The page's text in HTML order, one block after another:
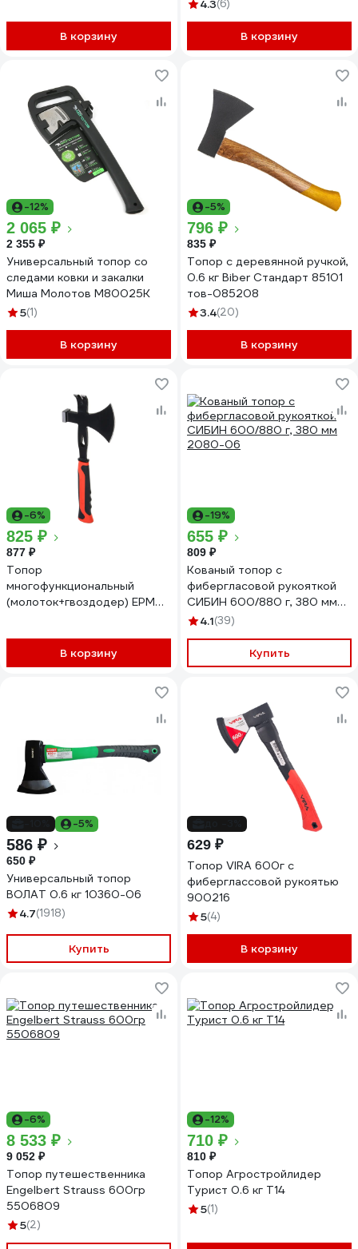
В корзину
4.3(6)
В корзину
-12%
2 065 ₽
2 355 ₽
Универсальный топор со
следами ковки и закалки
Миша Молотов М80025К
5(1)
В корзину
-5%
796 ₽
835 ₽
Топор с деревянной ручкой,
0.6 кг Biber Стандарт 85101
тов-085208
3.4(20)
В корзину
-6%
825 ₽
877 ₽
Топор
многофункциональный
(молоток+гвоздодер) ЕРМАК
В корзину
-19%
655 ₽
809 ₽
Кованый топор с
фибергласовой рукояткой
СИБИН 600/880 г, 380 мм
2080-06
4.1(39)
Купить
-5%
586 ₽
650 ₽
Универсальный топор
ВОЛАТ 0.6 кг 10360-06
4.7(1918)
Купить
629 ₽
Топор VIRA 600г с
фиберглассовой рукоятью
900216
5(4)
В корзину
-6%
8 533 ₽
9 052 ₽
Топор путешественника
Engelbert Strauss 600гр
5506809
5(2)
-12%
710 ₽
810 ₽
Топор Агростройлидер
Турист 0.6 кг Т14
5(1)